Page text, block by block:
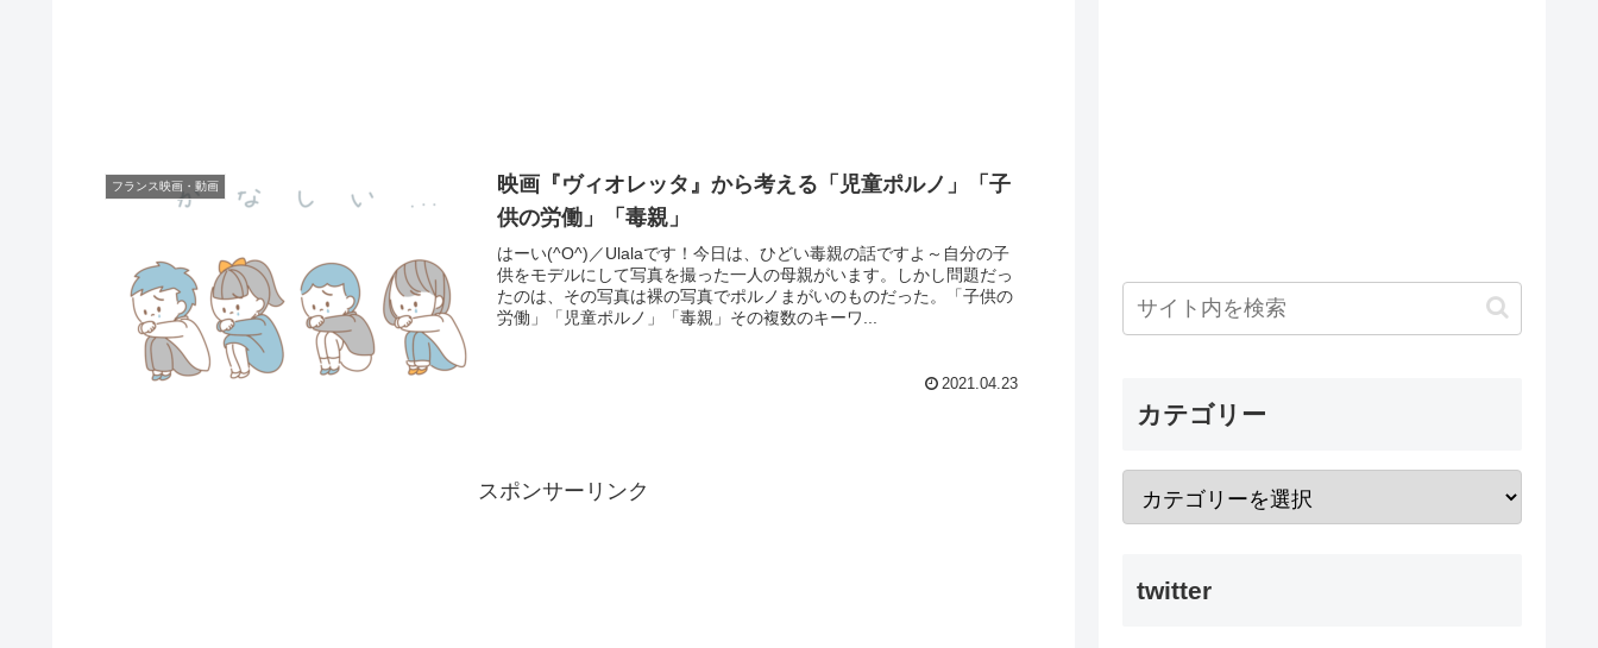
フランス映画・動画
映画『ヴィオレッタ』から考える「児童ポルノ」「子
供の労働」「毒親」
はーい(^O^)／Ulalaです！今日は、ひどい毒親の話ですよ～自分の子
供をモデルにして写真を撮った一人の母親がいます。しかし問題だっ
たのは、その写真は裸の写真でポルノまがいのものだった。「子供の
労働」「児童ポルノ」「毒親」その複数のキーワ...
2021.04.23
スポンサーリンク
カテゴリー
twitter